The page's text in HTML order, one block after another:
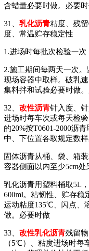
含蜡量必要时做。必要
31、 乳化沥青粘度、残
度、常温贮存稳定性
1.进场时每批次检验一次
2.施工期间每两天一次
现场容器中取样。破乳
集料拌和试验必要时做
32、 改性沥青针入度、
进场时每车次或每天检
的20%按T0601-2000沥
中、下位置各取规定数样
固体沥青从桶、袋、箱
容器侧面以内至少5cm处
乳化沥青用塑料桶取5L
600ml。粘韧性、贮存稳
运动粘度135℃、闪点、
做。必要时做
33、 改性乳化沥青残留
（5℃）、粘度进场时每